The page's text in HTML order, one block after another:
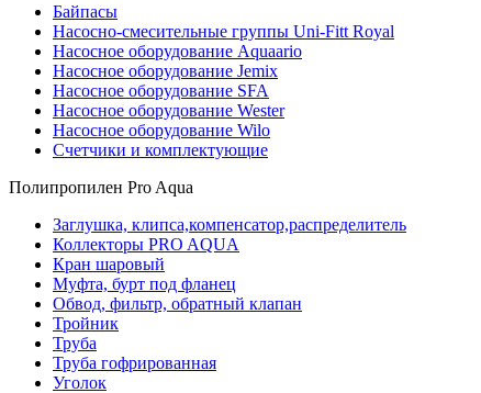
Байпасы
Насосно-смесительные группы Uni-Fitt Royal
Насосное оборудование Aquaario
Насосное оборудование Jemix
Насосное оборудование SFA
Насосное оборудование Wester
Насосное оборудование Wilo
Счетчики и комплектующие
Полипропилен Pro Aqua
Заглушка, клипса,компенсатор,распределитель
Коллекторы PRO AQUA
Кран шаровый
Муфта, бурт под фланец
Обвод, фильтр, обратный клапан
Тройник
Труба
Труба гофрированная
Уголок